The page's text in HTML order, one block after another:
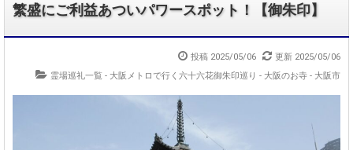
繁盛にご利益あついパワースポット！【御朱印】
投稿 2025/05/06
更新 2025/05/06
霊場巡礼一覧 - 大阪メトロで行く六十六花御朱印巡り - 大阪のお寺 - 大阪市